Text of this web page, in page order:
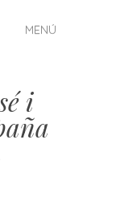
MENÚ
i